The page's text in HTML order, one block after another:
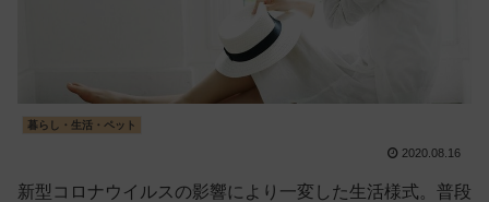
暮らし・生活・ペット
2020.08.16
新型コロナウイルスの影響により一変した生活様式。普段